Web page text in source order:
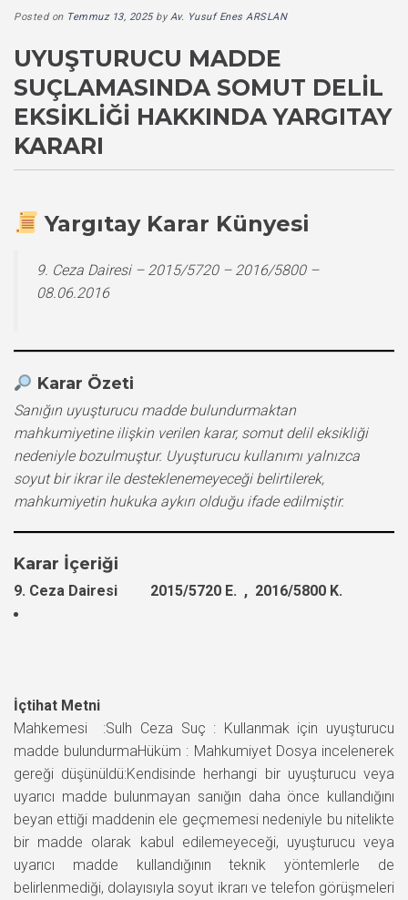
Posted on Temmuz 13, 2025byAv. Yusuf Enes ARSLAN
UYUŞTURUCU MADDE
SUÇLAMASINDA SOMUT DELIL
EKSIKLIĞI HAKKINDA YARGITAY
KARARI
Yargıtay Karar Künyesi
9. Ceza Dairesi – 2015/5720 – 2016/5800 –
08.06.2016
Karar Özeti
Sanığın uyuşturucu madde bulundurmaktan
mahkumiyetine ilişkin verilen karar, somut delil eksikliği
nedeniyle bozulmuştur. Uyuşturucu kullanımı yalnızca
soyut bir ikrar ile desteklenemeyeceği belirtilerek,
mahkumiyetin hukuka aykırı olduğu ifade edilmiştir.
Karar İçeriği
9. Ceza Dairesi 2015/5720 E. , 2016/5800 K.
İçtihat Metni
Mahkemesi :Sulh Ceza Suç : Kullanmak için uyuşturucu
madde bulundurmaHüküm : Mahkumiyet Dosya incelenerek
gereği düşünüldü:Kendisinde herhangi bir uyuşturucu veya
uyarıcı madde bulunmayan sanığın daha önce kullandığını
beyan ettiği maddenin ele geçmemesi nedeniyle bu nitelikte
bir madde olarak kabul edilemeyeceği, uyuşturucu veya
uyarıcı madde kullandığının teknik yöntemlerle de
belirlenmediği, dolayısıyla soyut ikrarı ve telefon görüşmeleri